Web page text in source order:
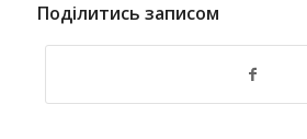
Поділитись записом